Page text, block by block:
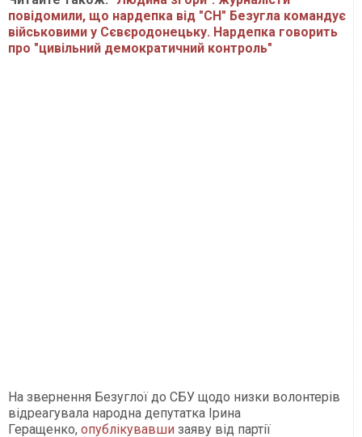
повідомили, що нардепка від "СН" Безугла командує
військовими у Сєвєродонецьку. Нардепка говорить
про "цивільний демократичний контроль"
На звернення Безуглої до СБУ щодо низки волонтерів
відреагувала народна депутатка Ірина
Геращенко, опублікувавши заяву від партії